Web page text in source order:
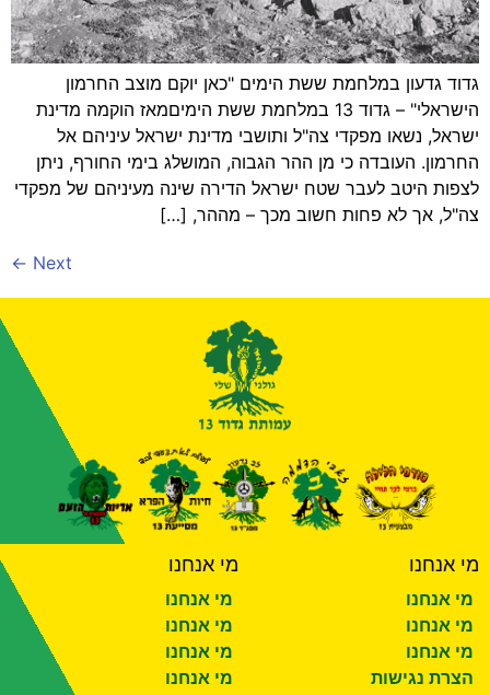
גדוד גדעון במלחמת ששת הימים "כאן יוקם מוצב החרמון
הישראלי" – גדוד 13 במלחמת ששת הימיםמאז הוקמה מדינת
ישראל, נשאו מפקדי צה"ל ותושבי מדינת ישראל עיניהם אל
החרמון. העובדה כי מן ההר הגבוה, המושלג בימי החורף, ניתן
לצפות היטב לעבר שטח ישראל הדירה שינה מעיניהם של מפקדי
צה"ל, אך לא פחות חשוב מכך – מההר, […]
Next
←
מי אנחנו
מי אנחנו
מי אנחנו
מי אנחנו
הצרת נגישות
מי אנחנו
מי אנחנו
מי אנחנו
מי אנחנו
מי אנחנו